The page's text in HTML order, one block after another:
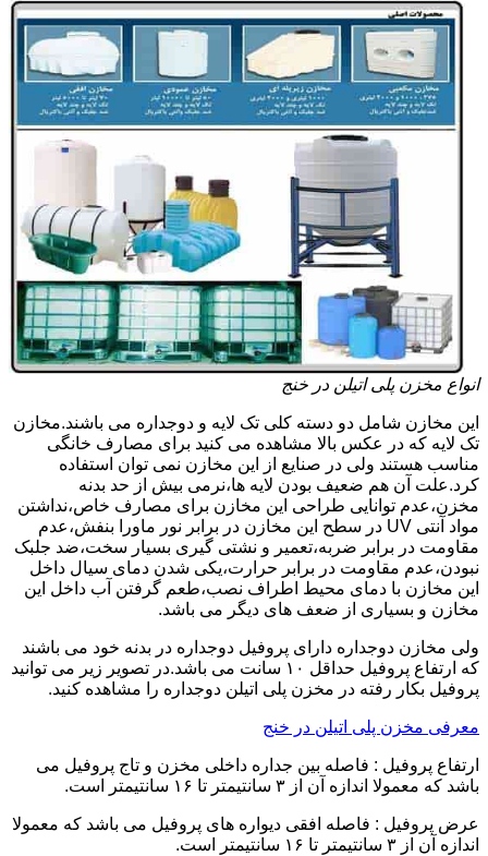
انواع مخزن پلی اتیلن در خنج
این مخازن شامل دو دسته کلی تک لایه و دوجداره می باشند.مخازن
تک لایه که در عکس بالا مشاهده می کنید برای مصارف خانگی
مناسب هستند ولی در صنایع از این مخازن نمی توان استفاده
کرد.علت آن هم ضعیف بودن لایه ها،نرمی بیش از حد بدنه
مخزن،عدم توانایی طراحی این مخازن برای مصارف خاص،نداشتن
مواد آنتی UV در سطح این مخازن در برابر نور ماورا بنفش،عدم
مقاومت در برابر ضربه،تعمیر و نشتی گیری بسیار سخت،ضد جلبک
نبودن،عدم مقاومت در برابر حرارت،یکی شدن دمای سیال داخل
این مخازن با دمای محیط اطراف نصب،طعم گرفتن آب داخل این
مخازن و بسیاری از ضعف های دیگر می باشد.
ولی مخازن دوجداره دارای پروفیل دوجداره در بدنه خود می باشند
که ارتفاع پروفیل حداقل ۱۰ سانت می باشد.در تصویر زیر می توانید
پروفیل بکار رفته در مخزن پلی اتیلن دوجداره را مشاهده کنید.
معرفی مخزن پلی اتیلن در خنج
ارتفاع پروفیل : فاصله بین جداره داخلی مخزن و تاج پروفیل می
باشد که معمولا اندازه آن از ۳ سانتیمتر تا ۱۶ سانتیمتر است.
عرض پروفیل : فاصله افقی دیواره های پروفیل می باشد که معمولا
اندازه آن از ۳ سانتیمتر تا ۱۶ سانتیمتر است.